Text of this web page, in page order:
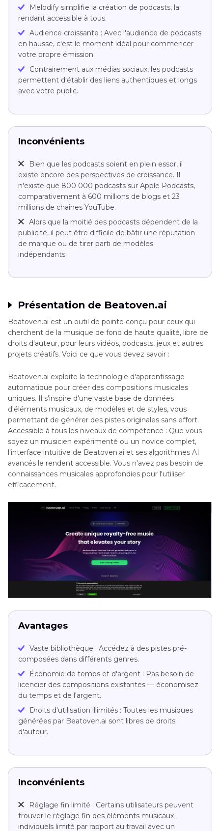
Melodify simplifie la création de podcasts, la
rendant accessible à tous.
Audience croissante : Avec l'audience de podcasts
en hausse, c'est le moment idéal pour commencer
votre propre émission.
Contrairement aux médias sociaux, les podcasts
permettent d'établir des liens authentiques et longs
avec votre public.
Inconvénients
Bien que les podcasts soient en plein essor, il
existe encore des perspectives de croissance. Il
n'existe que 800 000 podcasts sur Apple Podcasts,
comparativement à 600 millions de blogs et 23
millions de chaînes YouTube.
Alors que la moitié des podcasts dépendent de la
publicité, il peut être difficile de bâtir une réputation
de marque ou de tirer parti de modèles
indépendants.
Présentation de Beatoven.ai
Beatoven.ai est un outil de pointe conçu pour ceux qui
cherchent de la musique de fond de haute qualité, libre de
droits d'auteur, pour leurs vidéos, podcasts, jeux et autres
projets créatifs. Voici ce que vous devez savoir :
Beatoven.ai exploite la technologie d'apprentissage
automatique pour créer des compositions musicales
uniques. Il s'inspire d'une vaste base de données
d'éléments musicaux, de modèles et de styles, vous
permettant de générer des pistes originales sans effort.
Accessible à tous les niveaux de compétence : Que vous
soyez un musicien expérimenté ou un novice complet,
l'interface intuitive de Beatoven.ai et ses algorithmes AI
avancés le rendent accessible. Vous n'avez pas besoin de
connaissances musicales approfondies pour l'utiliser
efficacement.
Avantages
Vaste bibliothèque : Accédez à des pistes pré-
composées dans différents genres.
Économie de temps et d'argent : Pas besoin de
licencier des compositions existantes — économisez
du temps et de l'argent.
Droits d'utilisation illimités : Toutes les musiques
générées par Beatoven.ai sont libres de droits
d'auteur.
Inconvénients
Réglage fin limité : Certains utilisateurs peuvent
trouver le réglage fin des éléments musicaux
individuels limité par rapport au travail avec un